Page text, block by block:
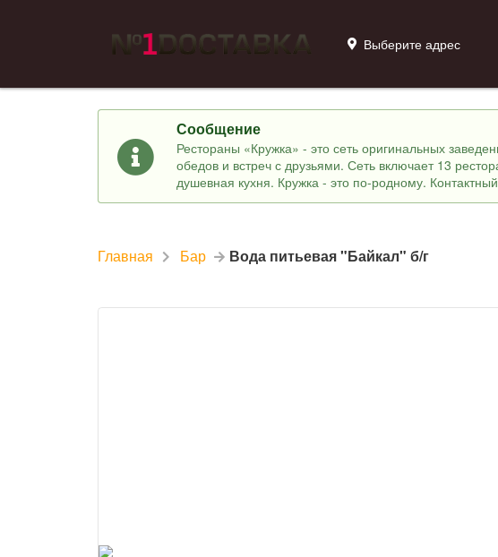
Выберите адрес
Сообщение
Рестораны «Кружка» - это сеть оригинальных
обедов и встреч с друзьями. Сеть включает 13
душевная кухня. Кружка - это по-родному.
Главная Бар Вода питьевая "Байкал" б/г